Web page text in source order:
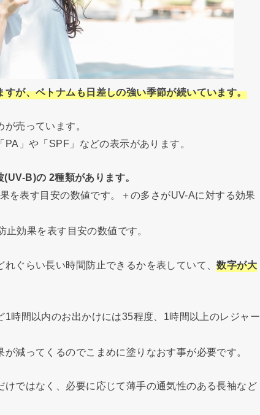
が、ベトナムも日差しの強い季節が続いています。
売っています。
」や「SPF」などの表示があります。
B)の 2種類があります。
を表す目安の数値です。＋の多さがUV-Aに対する効果
効果を表す目安の数値です。
ぐらい長い時間防止できるかを表していて、数字が大
時間以内のお出かけには35程度、1時間以上のレジャー
減ってくるのでこまめに塗りなおす事が必要です。
ではなく、必要に応じて薄手の通気性のある長袖など